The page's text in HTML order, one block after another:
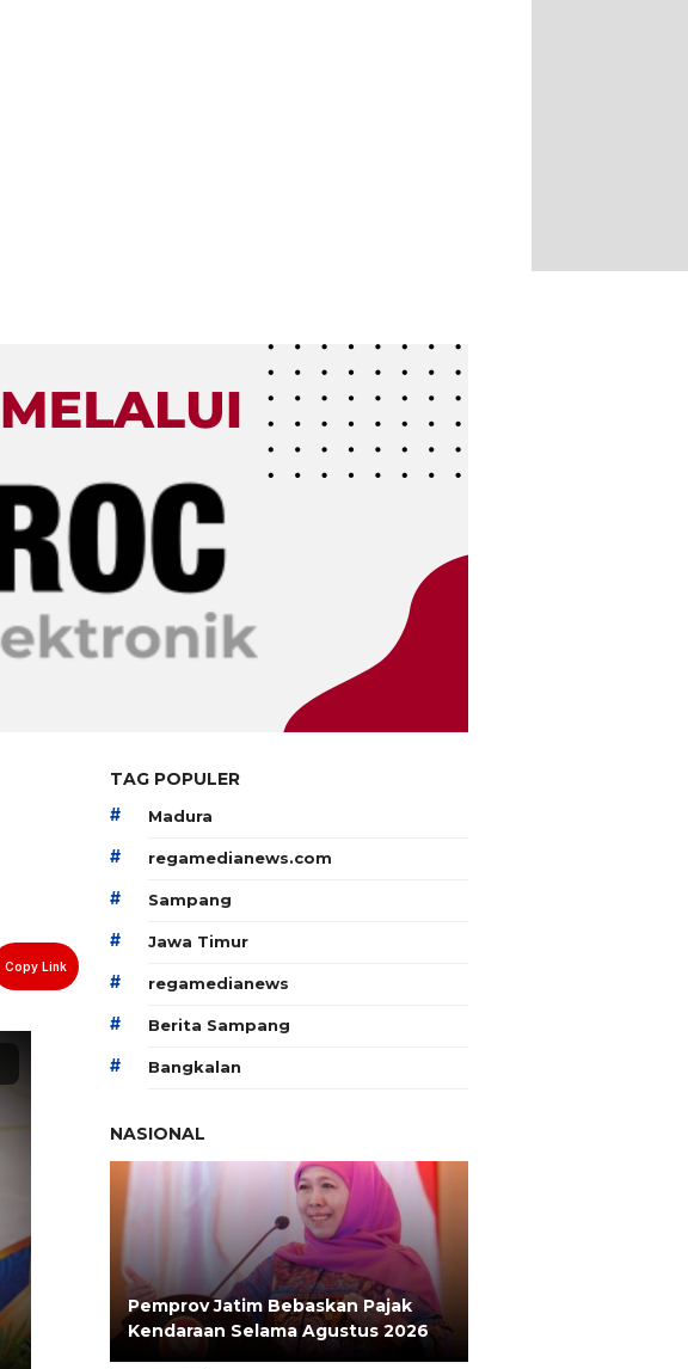
Copy Link
TAG POPULER
# Madura
# regamedianews.com
# Sampang
# Jawa Timur
# regamedianews
# Berita Sampang
# Bangkalan
NASIONAL
Pemprov Jatim Bebaskan Pajak
Kendaraan Selama Agustus 2026